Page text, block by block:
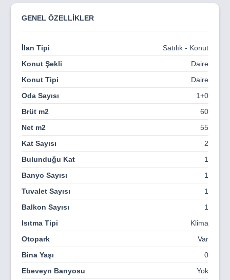
mutfak gibi özellikler dahil olup, jakuzi ve duş ek ücretle
sunulmaktadır. Ayrıca her daireye özel araç park alanı da
vaat eder. Bakım hizmetleri ise 3 farklı seçenekle
sunulmaktadır: Standart bakım, Premium bakım ve Gold
bakım. Her bir seçenek, projenin çeşitli olanaklarına
erişim ve bakım hizmetlerini farklı düzeylerde
kapsamaktadır.
GENEL ÖZELLİKLER
İlan Tipi
Satılık - Konut
Konut Şekli
Daire
Konut Tipi
Daire
Oda Sayısı
1+0
Brüt m2
60
Net m2
55
Kat Sayısı
2
Bulunduğu Kat
1
Banyo Sayısı
1
Tuvalet Sayısı
1
Balkon Sayısı
1
Isıtma Tipi
Klima
Otopark
Var
Bina Yaşı
0
Ebeveyn Banyosu
Yok